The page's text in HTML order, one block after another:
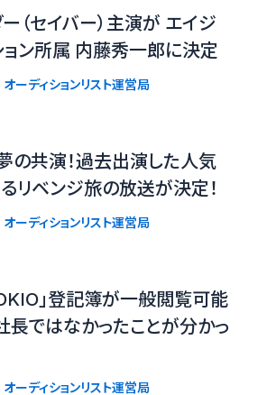
（セイバー）主演が エイジ
ン所属 内藤秀一郎に決定
オーディションリスト運営局
の共演！過去出演した人気
リベンジ旅の放送が決定！
オーディションリスト運営局
」登記簿が一般閲覧可能
長ではなかったことが分かっ
オーディションリスト運営局